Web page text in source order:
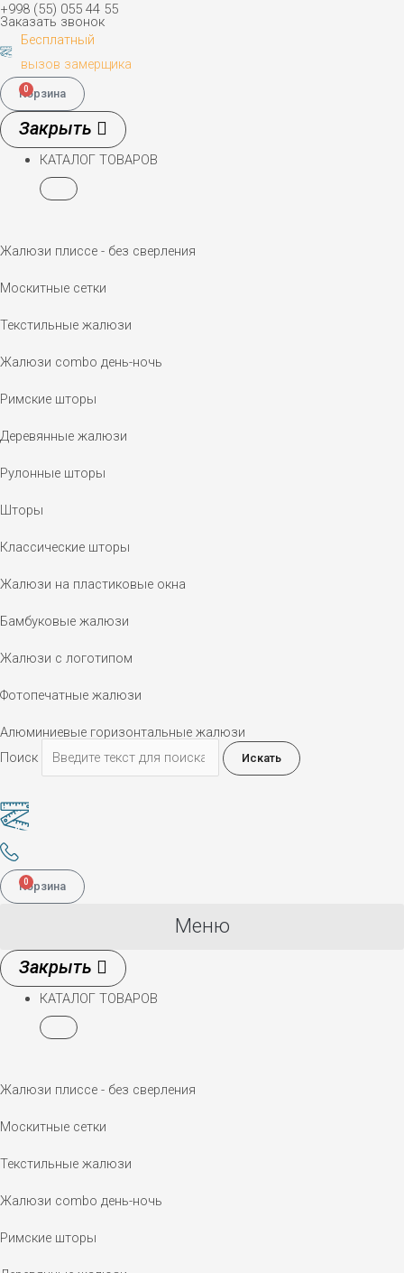
+998 (55) 055 44 55
Заказать звонок
Бесплатный
вызов замерщика
0
Корзина
КАТАЛОГ ТОВАРОВ
Жалюзи плиссе - без сверления
Москитные сетки
Текстильные жалюзи
Жалюзи combo день-ночь
Римские шторы
Деревянные жалюзи
Рулонные шторы
Шторы
Классические шторы
Жалюзи на пластиковые окна
Бамбуковые жалюзи
Жалюзи с логотипом
Фотопечатные жалюзи
Алюминиевые горизонтальные жалюзи
Поиск
Искать
0
Корзина
Меню
КАТАЛОГ ТОВАРОВ
Жалюзи плиссе - без сверления
Москитные сетки
Текстильные жалюзи
Жалюзи combo день-ночь
Римские шторы